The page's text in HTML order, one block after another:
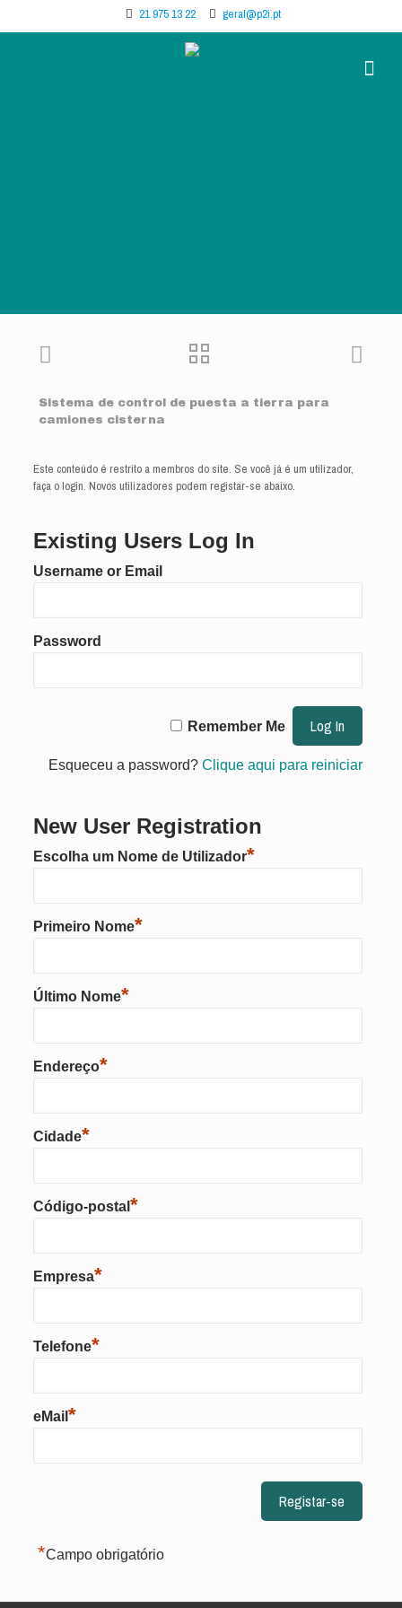
21 975 13 22 geral@p2i.pt
Sistema de control de puesta a tierra para
camiones cisterna
Este conteúdo é restrito a membros do site. Se você já é um utilizador,
faça o login. Novos utilizadores podem registar-se abaixo.
Existing Users Log In
Username or Email
Password
Remember Me
Esqueceu a password? Clique aqui para reiniciar
New User Registration
Escolha um Nome de Utilizador*
Primeiro Nome*
Último Nome*
Endereço*
Cidade*
Código-postal *
Empresa*
Telefone*
eMail *
*Campo obrigatório